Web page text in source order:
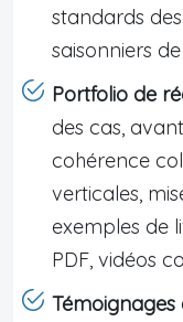
standards
saisonniers
Portfolio de
des cas,
cohérence
verticales,
exemples de
PDF, vidéos
Témoignages